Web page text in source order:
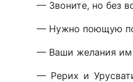
— Звоните, но без
— Нужно поющую
— Ваши желания им
— Рерих и